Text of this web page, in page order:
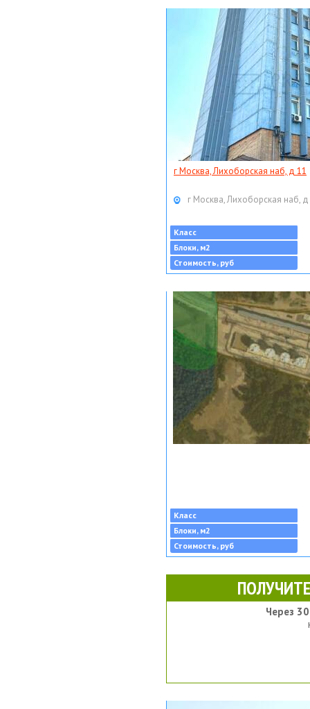
г Москва, Лихоборская наб, д 11
г Москва, Лихоборская наб,
Класс
Блоки, м2
Стоимость, руб
Класс
Блоки, м2
Стоимость, руб
Через